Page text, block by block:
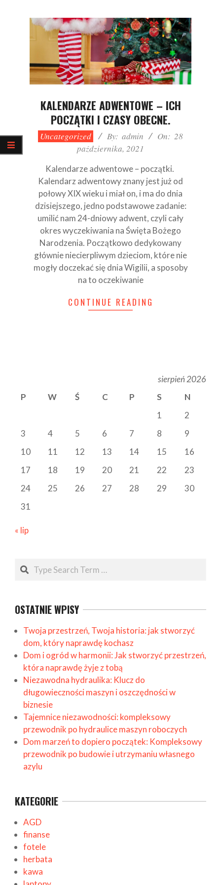
KALENDARZE ADWENTOWE – ICH
POCZĄTKI I CZASY OBECNE.
2021-
10-
Uncategorized By: admin On: 28
października, 2021
Kalendarze adwentowe – początki.
Kalendarz adwentowy znany jest już od
połowy XIX wieku i miał on, i ma do dnia
dzisiejszego, jedno podstawowe zadanie:
umilić nam 24-dniowy adwent, czyli cały
okres wyczekiwania na Święta Bożego
Narodzenia. Początkowo dedykowany
głównie niecierpliwym dzieciom, które nie
mogły doczekać się dnia Wigilii, a sposoby
na to oczekiwanie
CONTINUE READING
sierpień 2026
P
W Ś C P S
N
1
2
3
4 5 6 7 8
9
10
11 12 13 14 15
16
17
18 19 20 21 22
23
24
25 26 27 28 29
30
31
« lip
Search
OSTATNIE WPISY
Twoja przestrzeń, Twoja historia: jak stworzyć
dom, który naprawdę kochasz
Dom i ogród w harmonii: Jak stworzyć przestrzeń,
która naprawdę żyje z tobą
Niezawodna hydraulika: Klucz do
długowieczności maszyn i oszczędności w
biznesie
Tajemnice niezawodności: kompleksowy
przewodnik po hydraulice maszyn roboczych
Dom marzeń to dopiero początek: Kompleksowy
przewodnik po budowie i utrzymaniu własnego
azylu
KATEGORIE
AGD
finanse
fotele
herbata
kawa